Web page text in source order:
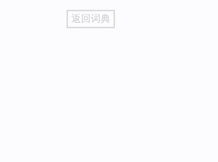
go
top
返回词典